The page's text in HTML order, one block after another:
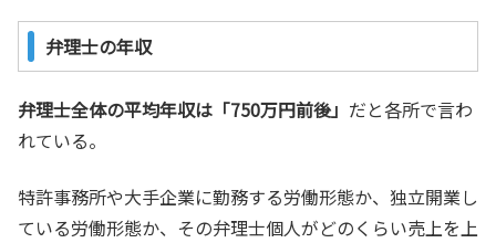
弁理士の年収
弁理士全体の平均年収は「750万円前後」 だと各所で言わ
れている。
特許事務所や大手企業に勤務する労働形態か、独立開業し
ている労働形態か、その弁理士個人がどのくらい売上を上